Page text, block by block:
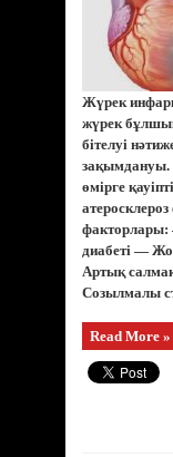
Жүрек
жүрек
бітелуі
зақымдануы.
өмірге
факторлары:
диабеті —
Артық
Созылмалы
Read More »